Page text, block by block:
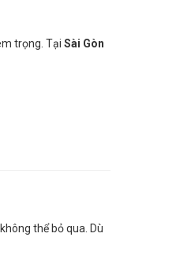
trọng. Tại Sài Gòn
thể bỏ qua. Dù